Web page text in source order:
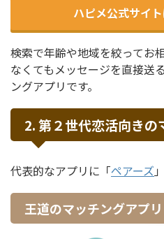
ハピメ公式サイ
検索で年齢や地域を絞ってお
なくてもメッセージを直接送
ングアプリです。
2. 第２世代恋活向きの
代表的なアプリに「ペアーズ
王道のマッチングアプリ